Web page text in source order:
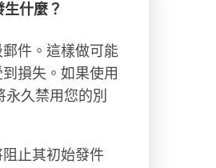
什麼？
件。這樣做可能
損失。如果使用
久禁用您的別
止其初始發件